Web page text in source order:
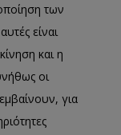
των
είναι
και η
οι
για